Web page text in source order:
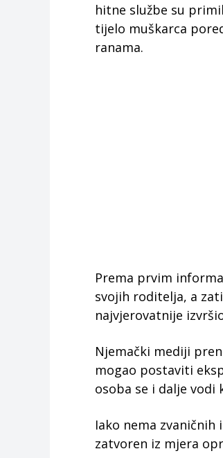
hitne službe su
tijelo muškarca
ranama.
Prema prvim
svojih roditelja, a
najvjerovatnije
Njemački mediji
mogao postaviti
osoba se i dalje vodi
Iako nema
zatvoren iz mjera